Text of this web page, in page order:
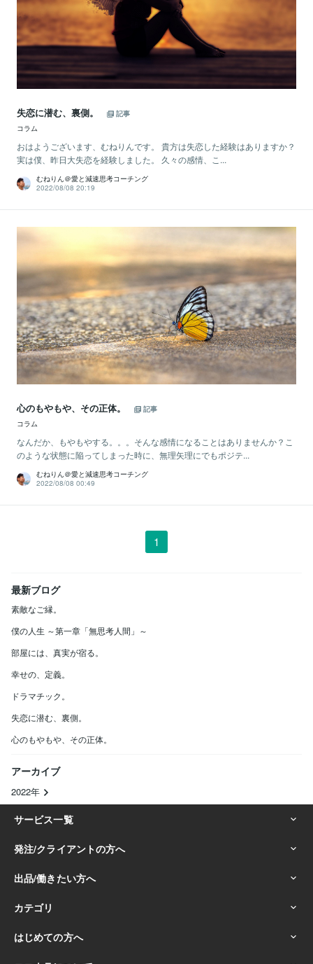
失恋に潜む、裏側。
記事
コラム
おはようございます、むねりんです。 貴方は失恋した経験はありますか？
実は僕、昨日大失恋を経験しました。 久々の感情、こ...
むねりん＠愛と減速思考コーチング
2022/08/08 20:19
心のもやもや、その正体。
記事
コラム
なんだか、もやもやする。。。そんな感情になることはありませんか？こ
のような状態に陥ってしまった時に、無理矢理にでもポジテ...
むねりん＠愛と減速思考コーチング
2022/08/08 00:49
1
最新ブログ
素敵なご縁。
僕の人生 ～第一章「無思考人間」～
部屋には、真実が宿る。
幸せの、定義。
ドラマチック。
失恋に潜む、裏側。
心のもやもや、その正体。
アーカイブ
2022年